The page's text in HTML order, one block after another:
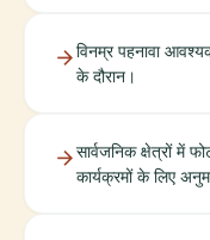
विनम्र पहनावा
के दौरान।
सार्वजनिक क्षेत्रों में
कार्यक्रमों के लिए